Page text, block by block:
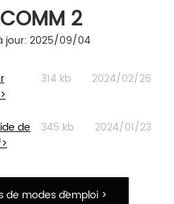
2
jour: 2025/09/04
314 kb 2024/02/26
de
345 kb 2024/01/23
modes d`emploi >